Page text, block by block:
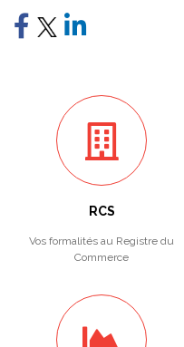
RCS
Vos formalités au Registre du
Commerce